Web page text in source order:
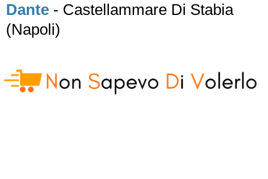
Dante - Castellammare Di Stabia
(Napoli)